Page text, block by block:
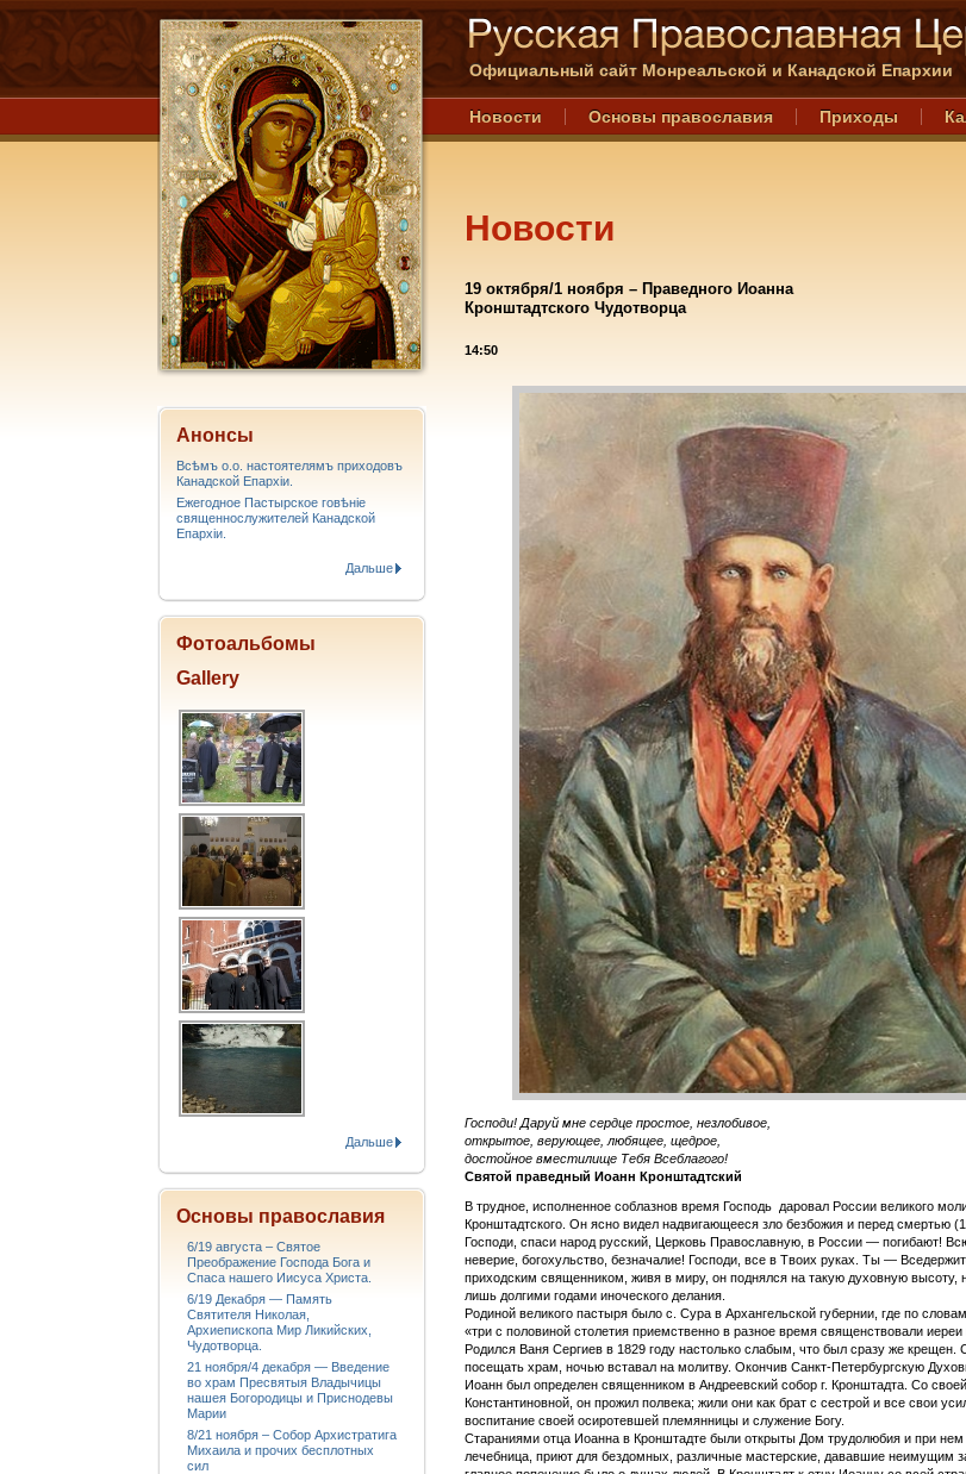
Официальный сайт Монреальской и Канадской Епархии
Новости Основы православия Приходы
Новости
19 октября/1 ноября – Праведного Иоанна
Кронштадтского Чудотворца
14:50
Господи! Даруй мне сердце простое, незлобивое,
открытое, верующее, любящее, щедрое,
достойное вместилище Тебя Всеблагого!
Святой праведный Иоанн Кронштадтский
В трудное, исполненное соблазнов время Господь даровал России великого
Кронштадтского. Он ясно видел надвигающееся зло безбожия и перед смертью
Господи, спаси народ русский, Церковь Православную, в России — погибают!
неверие, богохульство, безначалие! Господи, все в Твоих руках. Ты —
приходским священником, живя в миру, он поднялся на такую духовную высоту,
лишь долгими годами иноческого делания.
Родиной великого пастыря было с. Сура в Архангельской губернии, где по
«три с половиной столетия приемственно в разное время священствовали иереи
Родился Ваня Сергиев в 1829 году настолько слабым, что был сразу же
посещать храм, ночью вставал на молитву. Окончив Санкт-Петербургскую
Иоанн был определен священником в Андреевский собор г. Кронштадта. Со
Константиновной, он прожил полвека; жили они как брат с сестрой и все свои
воспитание своей осиротевшей племянницы и служение Богу.
Стараниями отца Иоанна в Кронштадте были открыты Дом трудолюбия и при нем
лечебница, приют для бездомных, различные мастерские, дававшие неимущим
Анонсы
Всѣмъ о.о. настоятелямъ приходовъ
Канадской Епархiи.
Ежегодное Пастырское говѣніе
священнослужителей Канадской
Епархіи.
Дальше
Фотоальбомы
Gallery
Дальше
Основы православия
6/19 августа – Святое
Преображение Господа Бога и
Спаса нашего Иисуса Христа.
6/19 Декабря — Память
Святителя Николая,
Архиепископа Мир Ликийских,
Чудотворца.
21 ноября/4 декабря — Введение
во храм Пресвятыя Владычицы
нашея Богородицы и Приснодевы
Марии
8/21 ноября – Собор Архистратига
Михаила и прочих бесплотных
сил